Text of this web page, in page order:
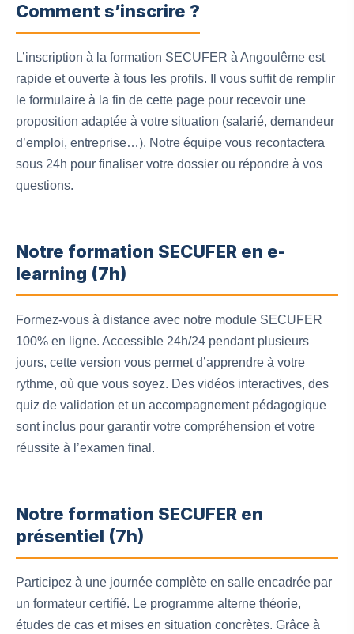
Comment s’inscrire ?
L’inscription à la formation SECUFER à Angoulême est
rapide et ouverte à tous les profils. Il vous suffit de remplir
le formulaire à la fin de cette page pour recevoir une
proposition adaptée à votre situation (salarié, demandeur
d’emploi, entreprise…). Notre équipe vous recontactera
sous 24h pour finaliser votre dossier ou répondre à vos
questions.
Notre formation SECUFER en e-
learning (7h)
Formez-vous à distance avec notre module SECUFER
100% en ligne. Accessible 24h/24 pendant plusieurs
jours, cette version vous permet d’apprendre à votre
rythme, où que vous soyez. Des vidéos interactives, des
quiz de validation et un accompagnement pédagogique
sont inclus pour garantir votre compréhension et votre
réussite à l’examen final.
Notre formation SECUFER en
présentiel (7h)
Participez à une journée complète en salle encadrée par
un formateur certifié. Le programme alterne théorie,
études de cas et mises en situation concrètes. Grâce à